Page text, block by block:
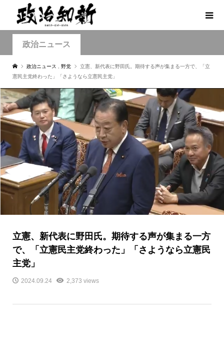
政治ニュース
政治ニュース 野党
立憲、新代表に野田氏。期待する声が集まる一方で、「立
憲民主党終わった」「さようなら立憲民主党」
立憲、新代表に野田氏。期待する声が集まる一方
で、「立憲民主党終わった」「さようなら立憲民
主党」
2024.09.24 2,373 views